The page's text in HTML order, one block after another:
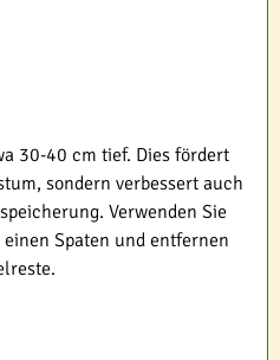
30-40 cm tief. Dies fördert
sondern verbessert auch
Verwenden Sie
einen Spaten und entfernen